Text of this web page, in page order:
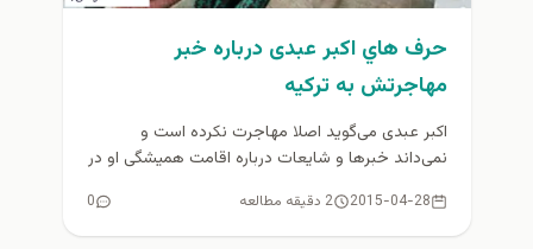
حرف هاي اکبر عبدی درباره خبر
مهاجرتش به ترکیه
اکبر عبدی می‌گوید اصلا مهاجرت نکرده‌ است و
نمی‌داند خبرها و شایعات درباره اقامت همیشگی او در
2015-04-28 2 دقیقه مطالعه 0